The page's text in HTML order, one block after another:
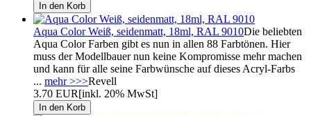
Aqua Color Weiß, seidenmatt, 18ml, RAL 9010Die beliebten
Aqua Color Farben gibt es nun in allen 88 Farbtönen. Hier
muss der Modellbauer nun keine Kompromisse mehr machen
und kann für alle seine Farbwünsche auf dieses Acryl-Farbs
... mehr >>>Revell
3.70 EUR[inkl. 20% MwSt]